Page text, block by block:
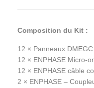
Composition du Kit :
12 × Panneaux
12 × ENPHASE Micro-
12 × ENPHASE câble
2 × ENPHASE –